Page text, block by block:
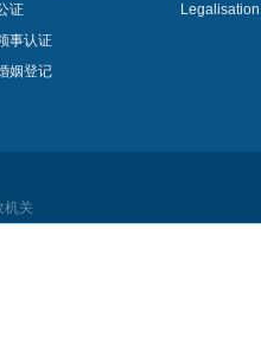
证
事认证
姻登记
机关